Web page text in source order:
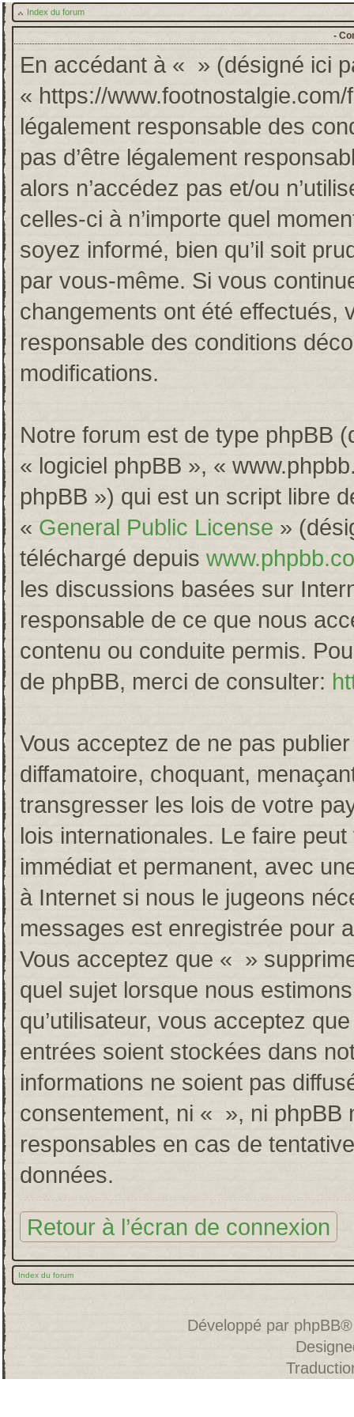
Index du forum
-
En accédant à « » (désigné ici
« https://
légalement responsable des
pas d’être légalement
alors n’accédez pas et/ou
celles-ci à n’importe quel
soyez informé, bien qu’il soit
par vous-même. Si vous
changements ont été effectués,
responsable des conditions
modifications.
Notre forum est de type phpBB
« logiciel phpBB », «
phpBB ») qui est un script libre
« General Public License »
téléchargé depuis
les discussions basées sur
responsable de ce que nous
contenu ou conduite permis.
de phpBB, merci de consulter:
Vous acceptez de ne pas
diffamatoire, choquant,
transgresser les lois de votre
lois internationales. Le faire
immédiat et permanent, avec
à Internet si nous le jugeons
messages est enregistrée pour
Vous acceptez que « »
quel sujet lorsque nous
qu’utilisateur, vous acceptez
entrées soient stockées dans
informations ne soient pas
consentement, ni « », ni phpBB
responsables en cas de
données.
Retour à l’écran de connexion
Index du forum
Développé par phpBB®